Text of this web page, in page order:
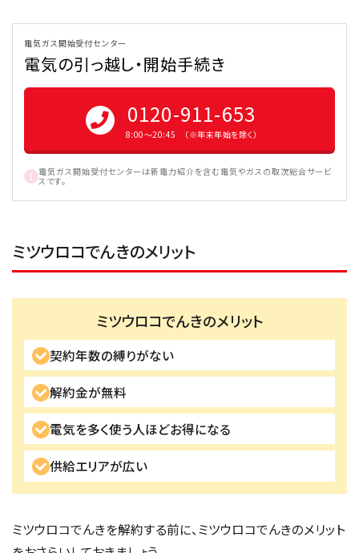
電気ガス開始受付センター
電気の引っ越し・開始手続き
0120-911-653
8:00〜20:45 （※年末年始を除く）
電気ガス開始受付センターは新電力紹介を含む電気やガスの取次総合サービ
スです。
ミツウロコでんきのメリット
ミツウロコでんきのメリット
契約年数の縛りがない
解約金が無料
電気を多く使う人ほどお得になる
供給エリアが広い
ミツウロコでんきを解約する前に、ミツウロコでんきのメリット